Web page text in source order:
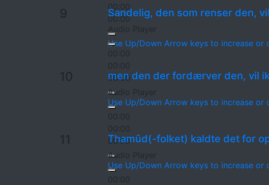
00:00
00:00
Use Up/Down Arrow keys to increase or
9 Sandelig, den som renser den,
Audio Player
00:00
00:00
00:00
Use Up/Down Arrow keys to increase or
10 men den der fordærver den, vil
Audio Player
00:00
00:00
00:00
Use Up/Down Arrow keys to increase or
Thamûd(-folket) kaldte det for
Audio Player
00:00